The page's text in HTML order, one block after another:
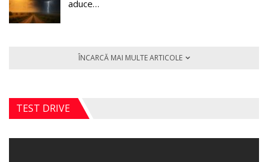
aduce…
ÎNCARCĂ MAI MULTE ARTICOLE
TEST DRIVE